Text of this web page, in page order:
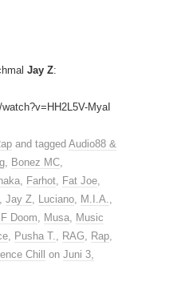
Jay Z:
MyaI
and tagged Audio88 &
Bonez MC
Farhot Fat Joe
Jay Z Luciano M.I.A.
Doom Musa
Music
Pusha T. RAG Rap
Chill on Juni 3,